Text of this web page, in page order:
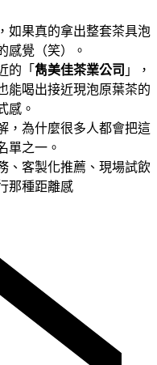
如果真的拿出整套茶具泡
感覺（笑）。
的「 雋美佳茶業公司 」，
能喝出接近現泡原葉茶的
感。
，為什麼很多人都會把這
單之一。
、客製化推薦、現場試飲
那種距離感